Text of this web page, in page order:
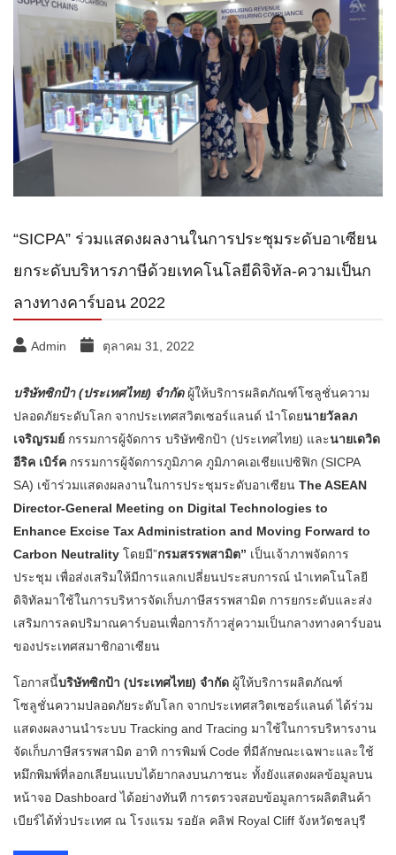
“SICPA” ร่วมแสดงผลงานในการประชุมระดับอาเซียน
ยกระดับบริหารภาษีด้วยเทคโนโลยีดิจิทัล-ความเป็นก
ลางทางคาร์บอน 2022
Admin ตุลาคม 31, 2022
บริษัทซิกป้า (ประเทศไทย) จำกัดผู้ให้บริการผลิตภัณฑ์โซลูชั่นความ
ปลอดภัยระดับโลก จากประเทศสวิตเซอร์แลนด์ นำโดยนายวัลลภ
เจริญรมย์ กรรมการผู้จัดการ บริษัทซิกป้า (ประเทศไทย) และนายเดวิด
อีริค เบิร์ค​ กรรมการผู้จัดการภูมิภาค ภูมิภาคเอเชียแปซิฟิก (SICPA
SA) เข้าร่วมแสดงผลงานในการประชุมระดับอาเซียน The ASEAN
Director-General Meeting on Digital Technologies to
Enhance Excise Tax Administration and Moving Forward to
Carbon Neutrality โดยมี”กรมสรรพสามิต” เป็นเจ้าภาพจัดการ
ประชุม เพื่อส่งเสริมให้มีการแลกเปลี่ยนประสบการณ์ นำเทคโนโลยี
ดิจิทัลมาใช้ในการบริหารจัดเก็บภาษีสรรพสามิต การยกระดับและส่ง
เสริมการลดปริมาณคาร์บอนเพื่อการก้าวสู่ความเป็นกลางทางคาร์บอน
ของประเทศสมาชิกอาเซียน
โอกาสนี้บริษัทซิกป้า (ประเทศไทย) จำกัด ผู้ให้บริการผลิตภัณฑ์
โซลูชั่นความปลอดภัยระดับโลก จากประเทศสวิตเซอร์แลนด์ ได้ร่วม
แสดงผลงานนำระบบ Tracking and Tracing มาใช้ในการบริหารงาน
จัดเก็บภาษีสรรพสามิต อาทิ การพิมพ์ Code ที่มีลักษณะเฉพาะและใช้
หมึกพิมพ์ที่ลอกเลียนแบบได้ยากลงบนภาชนะ​ ทั้งยังแสดงผลข้อมูลบน
หน้าจอ Dashboard ได้อย่างทันที การตรวจสอบข้อมูลการผลิตสินค้า
เบียร์ได้ทั่วประเทศ ณ โรงแรม รอยัล คลิฟ Royal Cliff จังหวัดชลบุรี